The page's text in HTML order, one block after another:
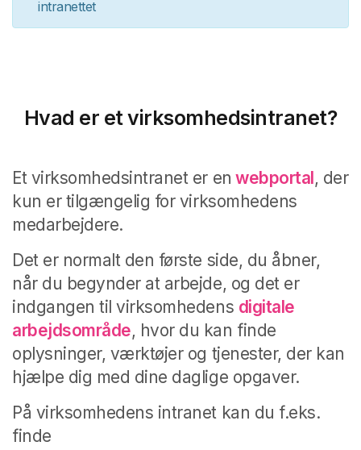
intranettet
Hvad er et virksomhedsintranet?
Et virksomhedsintranet er en webportal, der
kun er tilgængelig for virksomhedens
medarbejdere.
Det er normalt den første side, du åbner,
når du begynder at arbejde, og det er
indgangen til virksomhedens digitale
arbejdsområde, hvor du kan finde
oplysninger, værktøjer og tjenester, der kan
hjælpe dig med dine daglige opgaver.
På virksomhedens intranet kan du f.eks.
finde